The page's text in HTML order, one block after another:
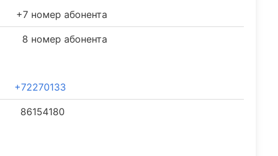
+7 номер абонента
8 номер абонента
+72270133
86154180